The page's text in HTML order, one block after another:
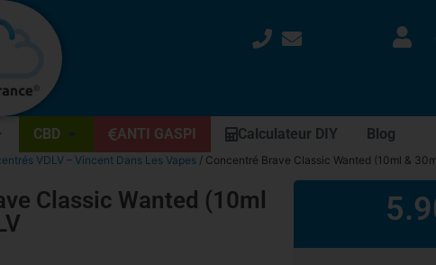
CBD ANTI GASPI Calculateur DIY Blog
VDLV – Vincent Dans Les Vapes / Concentré Brave Classic Wanted (10ml &
Classic Wanted (10ml